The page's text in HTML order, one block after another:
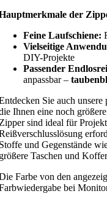
der
Feine Laufschiene:
Vielseitige
DIY-Projekte
Passender
anpassbar –
Sie auch unsere
Ihnen eine noch
sind ideal für
und Gegenstände
Taschen und
Farbe von den
bei